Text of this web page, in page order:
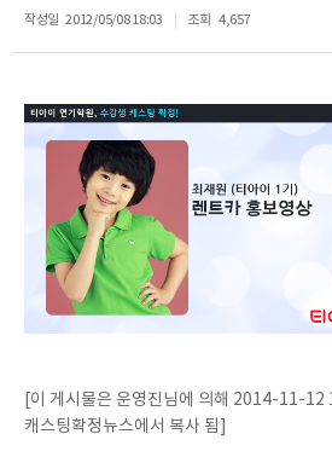
작성일 2012/05/08 18:03 조회 4,657
[이 게시물은 운영진님에 의해 2014-11-12
캐스팅확정뉴스에서 복사 됨]